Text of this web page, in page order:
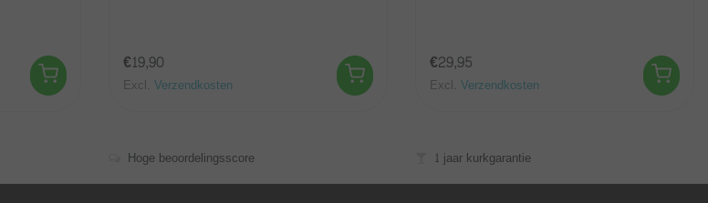
€19,90
Excl. Verzendkosten
€29,95
Excl. Verzendkosten
Hoge beoordelingsscore 1 jaar kurkgarantie